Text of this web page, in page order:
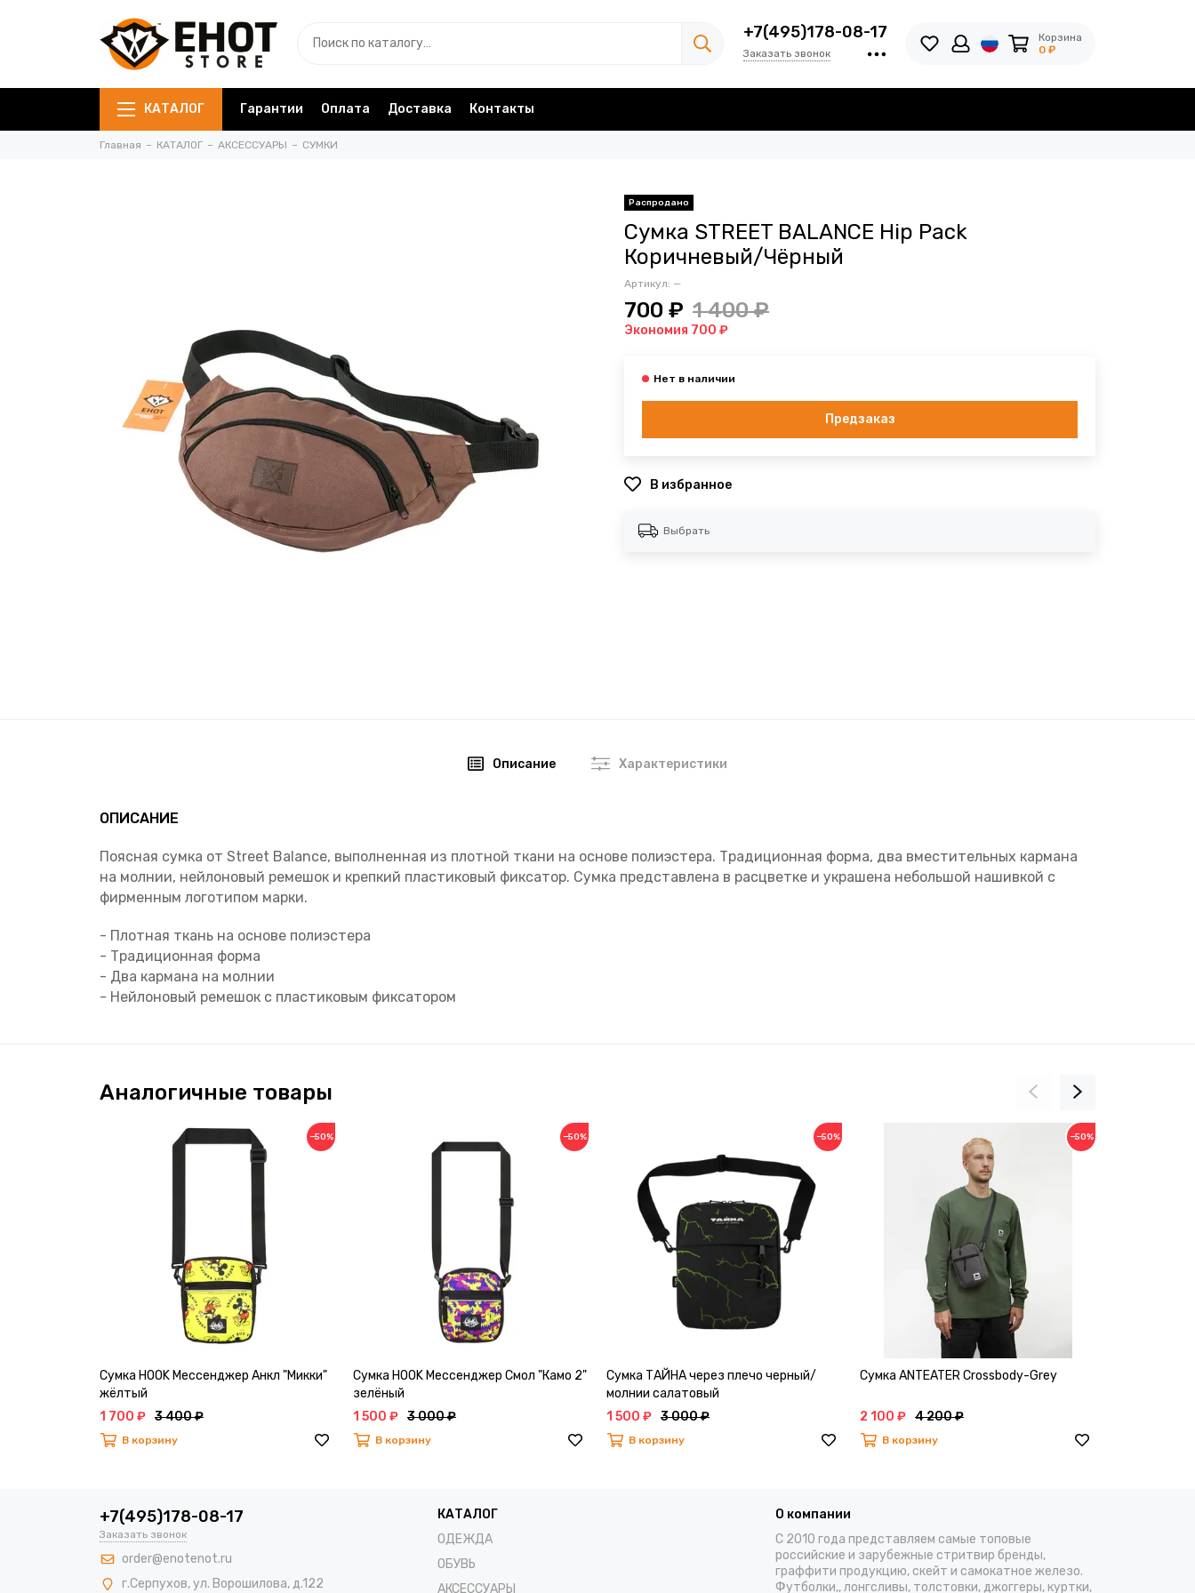
+7(495)178-08-17
Заказать звонок
Корзина
0 ₽
КАТАЛОГ Гарантии Оплата Доставка Контакты
Главная КАТАЛОГ АКСЕССУАРЫ СУМКИ
Сумка STREET BALANCE Hip Pack
Коричневый/Чёрный
Артикул: —
700 ₽ 1 400 ₽
Экономия 700 ₽
Предзаказ
В избранное
Выбрать
Описание Характеристики
ОПИСАНИЕ
Поясная сумка от Street Balance, выполненная из плотной ткани на основе полиэстера. Традиционная форма, два вместительных кармана
на молнии, нейлоновый ремешок и крепкий пластиковый фиксатор. Сумка представлена в расцветке и украшена небольшой нашивкой с
фирменным логотипом марки.
- Плотная ткань на основе полиэстера
- Традиционная форма
- Два кармана на молнии
- Нейлоновый ремешок с пластиковым фиксатором
Аналогичные товары
−50%
Сумка HOOK Мессенджер Анкл "Микки"
жёлтый
1 700 ₽ 3 400 ₽
В корзину
−50%
Сумка HOOK Мессенджер Смол "Камо 2"
зелёный
1 500 ₽ 3 000 ₽
В корзину
−50%
Сумка ТАЙНА через плечо черный/
молнии салатовый
1 500 ₽ 3 000 ₽
В корзину
−50%
Сумка ANTEATER Crossbody-Grey
2 100 ₽ 4 200 ₽
В корзину
+7(495)178-08-17
Заказать звонок
order@enotenot.ru
г.Серпухов, ул. Ворошилова, д.122
КАТАЛОГ
ОДЕЖДА
ОБУВЬ
АКСЕССУАРЫ
О компании
С 2010 года представляем самые топовые
российские и зарубежные стритвир бренды,
граффити продукцию, скейт и самокатное железо.
Футболки,, лонгсливы, толстовки, джоггеры, куртки,